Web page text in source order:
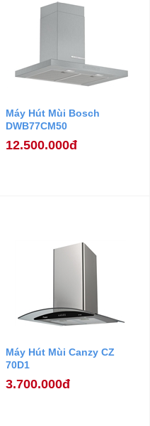
Máy Hút Mùi Bosch
DWB77CM50
12.500.000đ
Máy Hút Mùi Canzy CZ
70D1
3.700.000đ